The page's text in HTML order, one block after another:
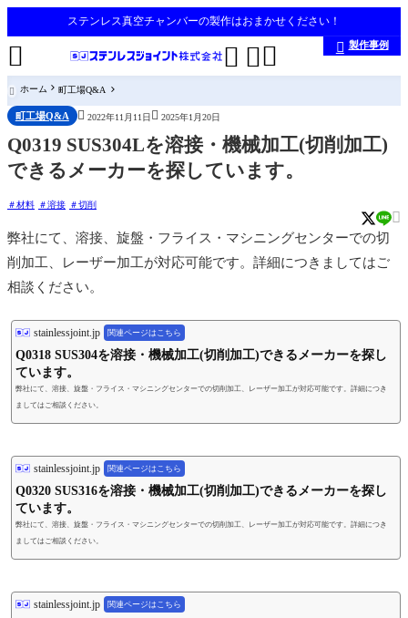
ステンレス真空チャンバーの製作はおまかせください！
 
  製作事例
 ホーム 町工場Q&A
町工場Q&A  2022年11月11日  2025年1月20日
Q0319 SUS304Lを溶接・機械加工(切削加工)
できるメーカーを探しています。
材料 溶接 切削

弊社にて、溶接、旋盤・フライス・マシニングセンターでの切
削加工、レーザー加工が対応可能です。詳細につきましてはご
相談ください。
stainlessjoint.jp 関連ページはこちら
Q0318 SUS304を溶接・機械加工(切削加工)できるメーカーを探し
ています。
弊社にて、溶接、旋盤・フライス・マシニングセンターでの切削加工、レーザー加工が対応可能です。詳細につき
ましてはご相談ください。
stainlessjoint.jp 関連ページはこちら
Q0320 SUS316を溶接・機械加工(切削加工)できるメーカーを探し
ています。
弊社にて、溶接、旋盤・フライス・マシニングセンターでの切削加工、レーザー加工が対応可能です。詳細につき
ましてはご相談ください。
stainlessjoint.jp 関連ページはこちら